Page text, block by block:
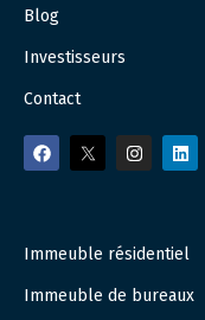
Blog
Investisseurs
Contact
Immeuble résidentiel
Immeuble de bureaux